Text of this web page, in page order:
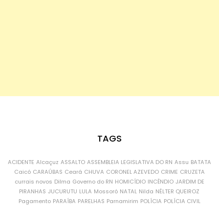
TAGS
ACIDENTE Alcaçuz ASSALTO ASSEMBLEIA LEGISLATIVA DO RN Assu BATATA
Caicó CARAÚBAS Ceará CHUVA CORONEL AZEVEDO CRIME CRUZETA
currais novos Dilma Governo do RN HOMICÍDIO INCÊNDIO JARDIM DE
PIRANHAS JUCURUTU LULA Mossoró NATAL Nilda NÉLTER QUEIROZ
Pagamento PARAÍBA PARELHAS Parnamirim POLÍCIA POLÍCIA CIVIL